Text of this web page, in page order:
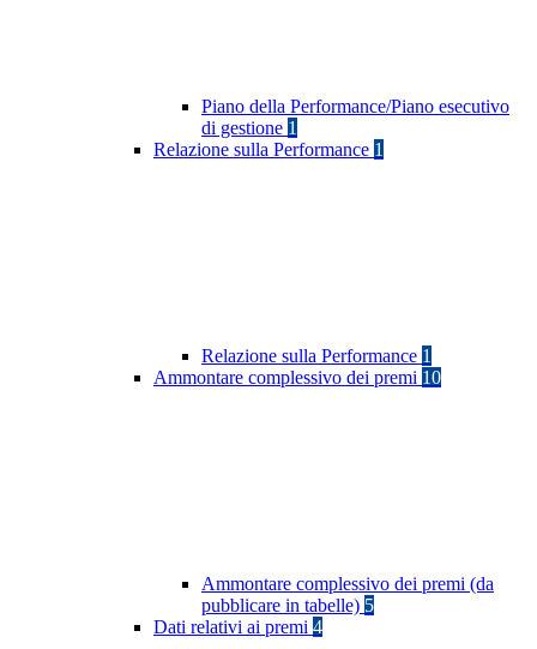
Piano della Performance/Piano esecutivo
di gestione 1
Relazione sulla Performance 1
Relazione sulla Performance 1
Ammontare complessivo dei premi 10
Ammontare complessivo dei premi (da
pubblicare in tabelle) 5
Dati relativi ai premi 4